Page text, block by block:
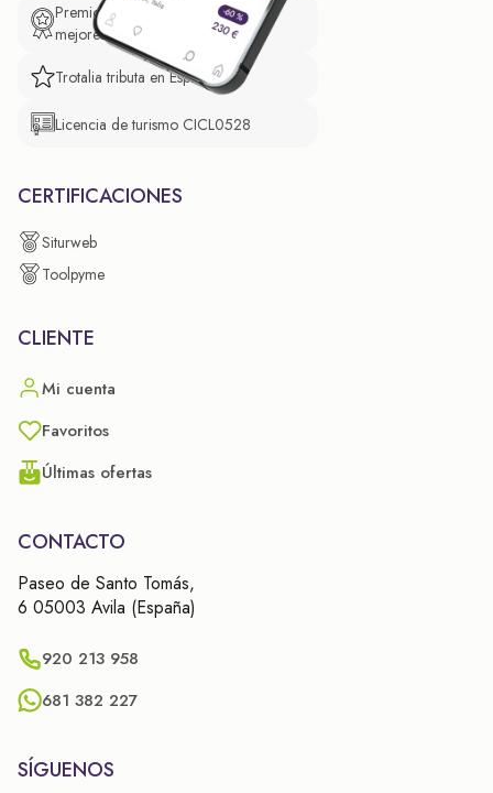
Premio de El Confidencial a las
mejores prácticas empresariales.
Trotalia tributa en España
Licencia de turismo CICL0528
CERTIFICACIONES
Siturweb
Toolpyme
CLIENTE
Mi cuenta
Favoritos
Últimas ofertas
CONTACTO
Paseo de Santo Tomás,
6 05003 Avila (España)
920 213 958
681 382 227
SÍGUENOS